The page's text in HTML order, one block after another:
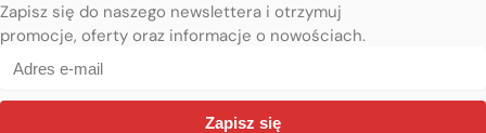
Zapisz się do naszego newslettera i otrzymuj
promocje, oferty oraz informacje o nowościach.
Zapisz się